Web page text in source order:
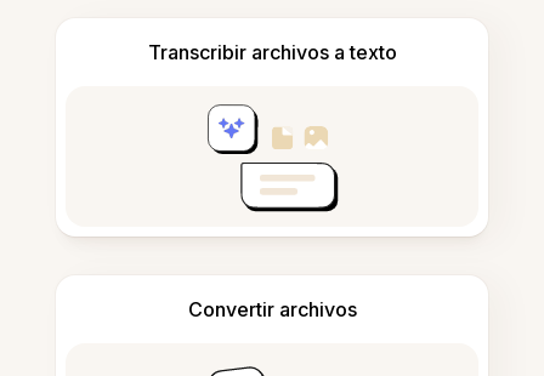
Transcribir archivos a texto
Convertir archivos